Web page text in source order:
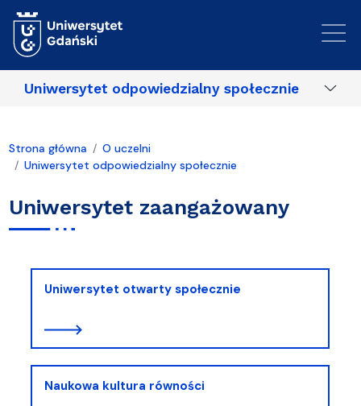
Uniwersytet odpowiedzialny społecznie
Strona główna
O uczelni
Uniwersytet odpowiedzialny społecznie
Uniwersytet zaangażowany
Uniwersytet otwarty społecznie
Naukowa kultura równości